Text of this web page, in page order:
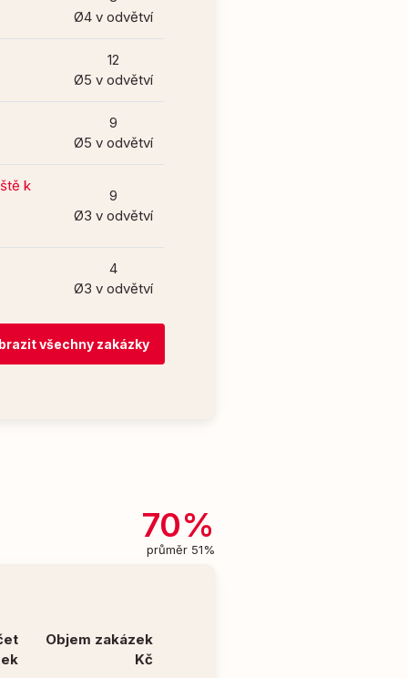
Ø4 v odvětví
12
Ø5 v odvětví
9
Ø5 v odvětví
k
9
Ø3 v odvětví
4
Ø3 v odvětví
všechny zakázky
70%
průměr 51%
Objem zakázek
Kč